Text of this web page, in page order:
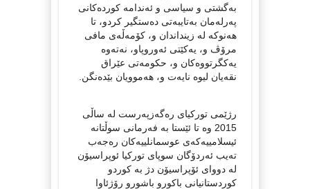
به‌گشتی و سیاسی و ئه‌ندامه‌ كورده‌كانی
په‌رله‌مان به‌تایبه‌تی ده‌ستگیر كردو، تا
هه‌نوكه‌ له‌ زینداندان و، كۆمه‌ڵه‌ی مافی
مرۆڤ و، یه‌كێتی ئه‌وروپاو، نه‌ته‌وه‌
یه‌كگرتووه‌كان و، حكومه‌تی عێراق
نقه‌یان لیوه‌ نایه‌ت و، هه‌موویان بێده‌نگن.
رژێمی توركیای ره‌گه‌زپه‌رست له‌ ساڵی
2015 وه‌ تا ئێستا به‌ فه‌رمانی سوڵتانه‌
ئیسلامییه‌كه‌ی عوسمانلییه‌كان ره‌جه‌ب
ته‌یب ئه‌ردۆگان سوپای توركیا ئوپراسیۆن
له‌ دووای ئۆپراسیۆن دژ به‌ كوردو
كوردستانیانی باكورو باشورو رۆژئاوا